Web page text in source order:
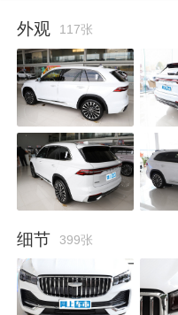
外观 117张
细节 399张